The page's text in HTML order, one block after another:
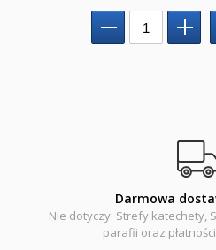
Pomoce duszpasterskie i
Jedność dla dzieci
Darmowa
Nie dotyczy: Strefy katechety,
parafii oraz